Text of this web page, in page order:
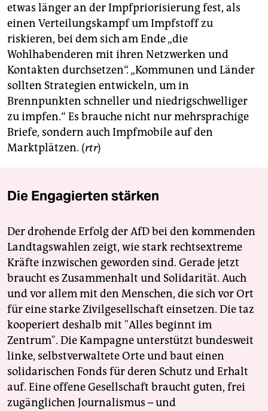
etwas länger an der Impfpriorisierung fest, als
einen Verteilungskampf um Impfstoff zu
riskieren, bei dem sich am Ende „die
Wohlhabenderen mit ihren Netzwerken und
Kontakten durchsetzen“. „Kommunen und Länder
sollten Strategien entwickeln, um in
Brennpunkten schneller und niedrigschwelliger
zu impfen.“ Es brauche nicht nur mehrsprachige
Briefe, sondern auch Impfmobile auf den
Marktplätzen. (rtr)
Die Engagierten stärken
Der drohende Erfolg der AfD bei den kommenden
Landtagswahlen zeigt, wie stark rechtsextreme
Kräfte inzwischen geworden sind. Gerade jetzt
braucht es Zusammenhalt und Solidarität. Auch
und vor allem mit den Menschen, die sich vor Ort
für eine starke Zivilgesellschaft einsetzen. Die taz
kooperiert deshalb mit "Alles beginnt im
Zentrum". Die Kampagne unterstützt bundesweit
linke, selbstverwaltete Orte und baut einen
solidarischen Fonds für deren Schutz und Erhalt
auf. Eine offene Gesellschaft braucht guten, frei
zugänglichen Journalismus – und